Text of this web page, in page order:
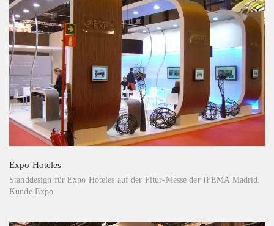
Expo Hoteles
Standdesign für Expo Hoteles auf der Fitur-Messe der IFEMA Madrid.
Kunde Expo